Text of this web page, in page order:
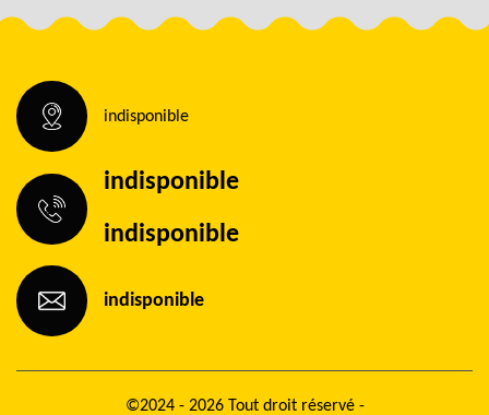
indisponible
indisponible
indisponible
indisponible
©2024 - 2026 Tout droit réservé -